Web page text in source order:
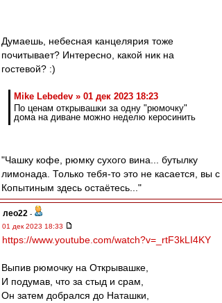
Думаешь, небесная канцелярия тоже
почитывает? Интересно, какой ник на
гостевой? :)
Mike Lebedev » 01 дек 2023 18:23
По ценам открывашки за одну "рюмочку"
дома на диване можно неделю керосинить
"Чашку кофе, рюмку сухого вина... бутылку
лимонада. Только тебя-то это не касается, вы с
Копытиным здесь остаётесь..."
лео22 -
01 дек 2023 18:33
https://www.youtube.com/watch?v=_rtF3kLI4KY
Выпив рюмочку на Открывашке,
И подумав, что за стыд и срам,
Он затем добрался до Наташки,